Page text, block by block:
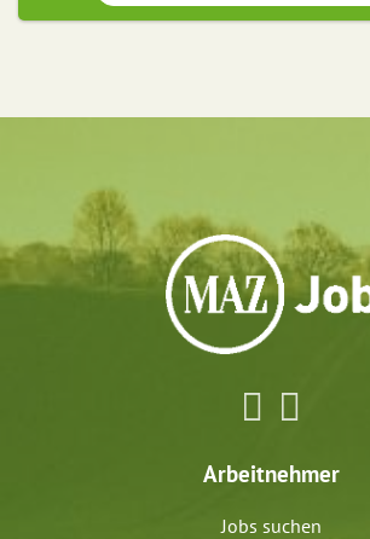
Arbeitnehmer
Jobs suchen